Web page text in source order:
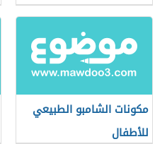
مكونات الشامبو الطبيعي
للأطفال